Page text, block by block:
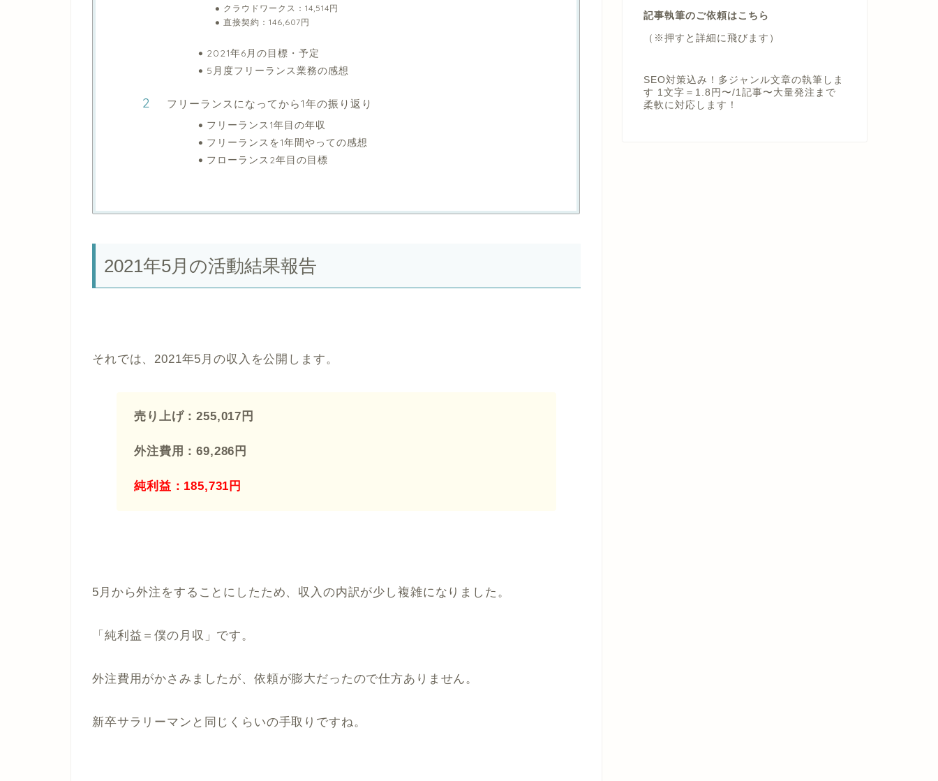
クラウドワークス：14,514円
直接契約：146,607円
2021年6月の目標・予定
5月度フリーランス業務の感想
フリーランスになってから1年の振り返り
フリーランス1年目の年収
フリーランスを1年間やっての感想
フローランス2年目の目標
2021年5月の活動結果報告
それでは、2021年5月の収入を公開します。
売り上げ：255,017円
外注費用：69,286円
純利益：185,731円
5月から外注をすることにしたため、収入の内訳が少し複雑になりました。
「純利益＝僕の月収」です。
外注費用がかさみましたが、依頼が膨大だったので仕方ありません。
新卒サラリーマンと同じくらいの手取りですね。
記事執筆のご依頼はこちら
（※押すと詳細に飛びます）
SEO対策込み！多ジャンル文章の執筆しま
す 1文字＝1.8円〜/1記事〜大量発注まで
柔軟に対応します！